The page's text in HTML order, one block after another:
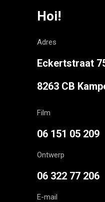
Hoi!
Adres
Eckertstraat
8263 CB
Film
06 151 05 209
Ontwerp
06 322 77 206
E-mail